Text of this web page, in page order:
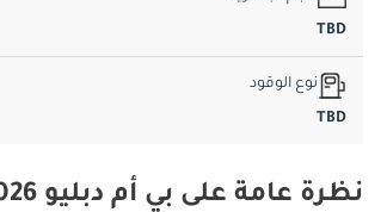
TBD
نوع الوقود
TBD
نظرة عامة على بي أم دبليو i4 2026